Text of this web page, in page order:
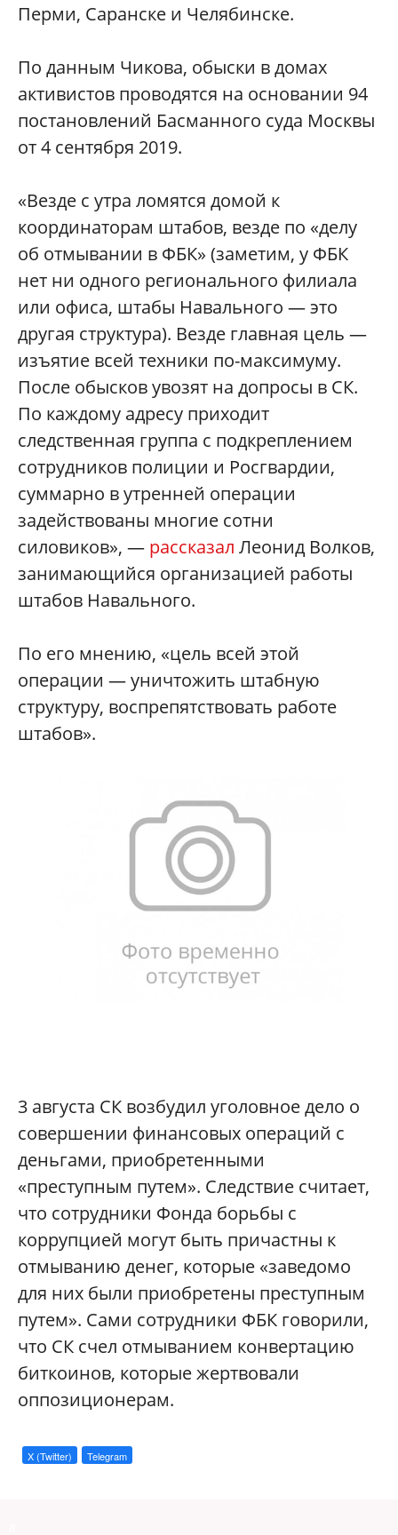
Перми, Саранске и Челябинске.
По данным Чикова, обыски в домах
активистов проводятся на основании 94
постановлений Басманного суда Москвы
от 4 сентября 2019.
«Везде с утра ломятся домой к
координаторам штабов, везде по «делу
об отмывании в ФБК» (заметим, у ФБК
нет ни одного регионального филиала
или офиса, штабы Навального — это
другая структура). Везде главная цель —
изъятие всей техники по-максимуму.
После обысков увозят на допросы в СК.
По каждому адресу приходит
следственная группа с подкреплением
сотрудников полиции и Росгвардии,
суммарно в утренней операции
задействованы многие сотни
силовиков», — рассказал Леонид Волков,
занимающийся организацией работы
штабов Навального.
По его мнению, «цель всей этой
операции — уничтожить штабную
структуру, воспрепятствовать работе
штабов».
3 августа СК возбудил уголовное дело о
совершении финансовых операций с
деньгами, приобретенными
«преступным путем». Следствие считает,
что сотрудники Фонда борьбы с
коррупцией могут быть причастны к
отмыванию денег, которые «заведомо
для них были приобретены преступным
путем». Сами сотрудники ФБК говорили,
что СК счел отмыванием конвертацию
биткоинов, которые жертвовали
оппозиционерам.
X (Twitter) Telegram